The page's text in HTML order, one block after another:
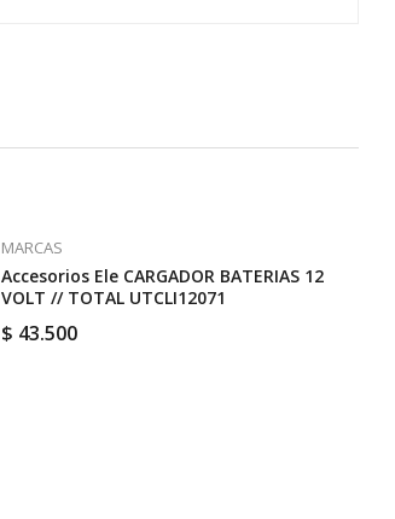
MARCAS
Accesorios Ele CARGADOR BATERIAS 12
VOLT // TOTAL UTCLI12071
$ 43.500